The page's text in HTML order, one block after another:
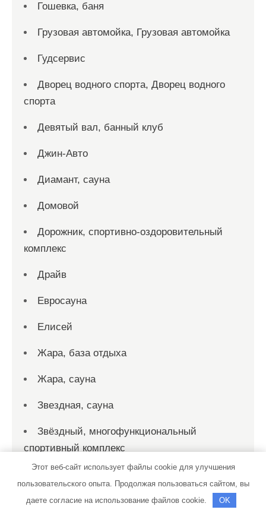
Гошевка, баня
Грузовая автомойка, Грузовая автомойка
Гудсервис
Дворец водного спорта, Дворец водного
спорта
Девятый вал, банный клуб
Джин-Авто
Диамант, сауна
Домовой
Дорожник, спортивно-оздоровительный
комплекс
Драйв
Евросауна
Елисей
Жара, база отдыха
Жара, сауна
Звездная, сауна
Звёздный, многофункциональный
спортивный комплекс
Звёздный, многофункциональный
спортивный комплекс
Этот веб-сайт использует файлы cookie для улучшения
пользовательского опыта. Продолжая пользоваться сайтом, вы
даете согласие на использование файлов cookie.
OK